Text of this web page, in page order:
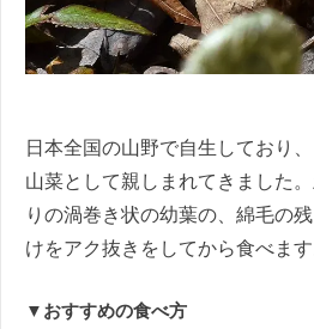
日本全国の山野で自生しており
山菜として親しまれてきました
りの渦巻き状の幼葉の、綿毛の
けをアク抜きをしてから食べます
▼おすすめの食べ方